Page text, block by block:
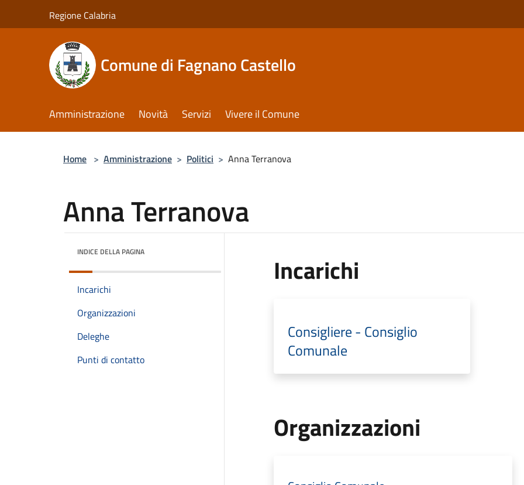
Regione Calabria
Comune di Fagnano Castello
Amministrazione Novità Servizi Vivere il Comune
Home > Amministrazione > Politici > Anna Terranova
Anna Terranova
INDICE DELLA PAGINA
Incarichi
Organizzazioni
Deleghe
Punti di contatto
Incarichi
Consigliere - Consiglio
Comunale
Organizzazioni